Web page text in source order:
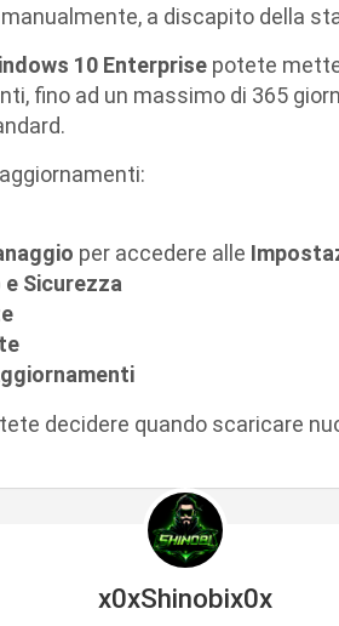
a discapito della
10 Enterprise potete
fino ad un massimo di 365
per accedere alle
Sicurezza
decidere quando scaricare
x0xShinobix0x